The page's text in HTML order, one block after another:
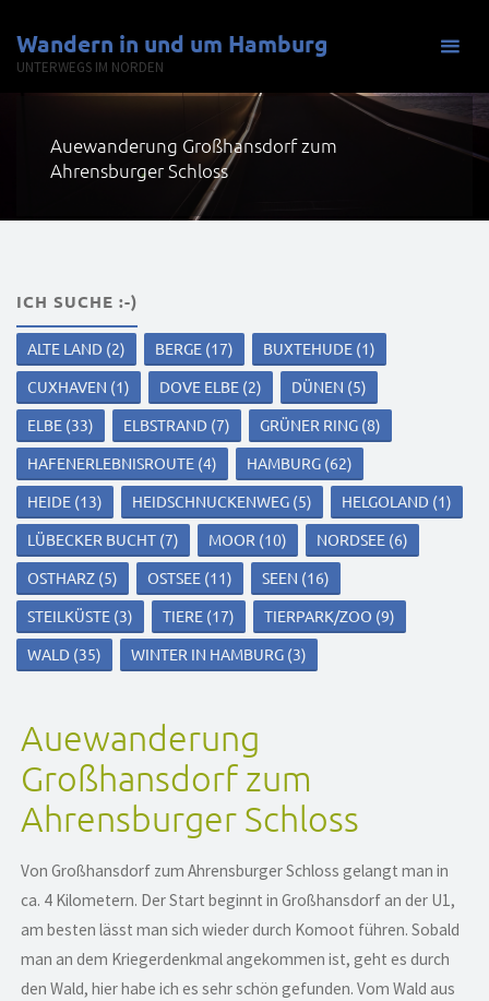
Inhalt
springen
Wandern in und um Hamburg
UNTERWEGS IM NORDEN
Auewanderung Großhansdorf zum
Ahrensburger Schloss
ICH SUCHE :-)
ALTE LAND (2) BERGE (17) BUXTEHUDE (1)
CUXHAVEN (1) DOVE ELBE (2) DÜNEN (5)
ELBE (33) ELBSTRAND (7) GRÜNER RING (8)
HAFENERLEBNISROUTE (4) HAMBURG (62)
HEIDE (13) HEIDSCHNUCKENWEG (5) HELGOLAND (1)
LÜBECKER BUCHT (7) MOOR (10) NORDSEE (6)
OSTHARZ (5) OSTSEE (11) SEEN (16)
STEILKÜSTE (3) TIERE (17) TIERPARK/ZOO (9)
WALD (35) WINTER IN HAMBURG (3)
Auewanderung
Großhansdorf zum
Ahrensburger Schloss
Von Großhansdorf zum Ahrensburger Schloss gelangt man in
ca. 4 Kilometern. Der Start beginnt in Großhansdorf an der U1,
am besten lässt man sich wieder durch Komoot führen. Sobald
man an dem Kriegerdenkmal angekommen ist, geht es durch
den Wald, hier habe ich es sehr schön gefunden. Vom Wald aus